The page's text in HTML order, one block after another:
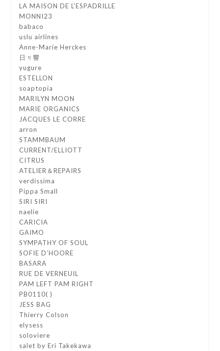
LA MAISON DE L'ESPADRILLE
MONNI23
babaco
uslu airlines
Anne-Marie Herckes
日々響
yugure
ESTELLON
soaptopia
MARILYN MOON
MARIE ORGANICS
JACQUES LE CORRE
arron
STAMMBAUM
CURRENT/ELLIOTT
CITRUS
ATELIER＆REPAIRS
verdissima
Pippa Small
SIRI SIRI
naelie
CARICIA
GAIMO
SYMPATHY OF SOUL
SOFIE D’HOORE
BASARA
RUE DE VERNEUIL
PAM LEFT PAM RIGHT
PB0110( )
JESS BAG
Thierry Colson
elysess
soloviere
salet by Eri Takekawa